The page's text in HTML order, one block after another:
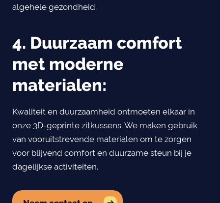
algehele gezondheid.
4. Duurzaam comfort
met moderne
materialen:
Kwaliteit en duurzaamheid ontmoeten elkaar in
onze 3D-geprinte zitkussens. We maken gebruik
van vooruitstrevende materialen om te zorgen
voor blijvend comfort en duurzame steun bij je
dagelijkse activiteiten.